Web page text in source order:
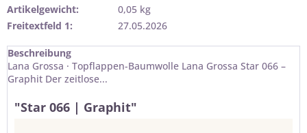
Artikelgewicht:
0,05 kg
Freitextfeld 1:
27.05.2026
Beschreibung
Lana Grossa · Topflappen-Baumwolle Lana Grossa Star 066 –
Graphit Der zeitlose...
"Star 066 | Graphit"